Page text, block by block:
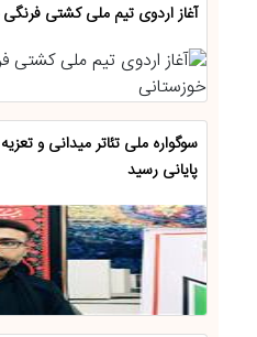
آغاز اردوی تیم ملی کشتی فرنگی جوانان
سوگواره ملی تئاتر میدانی و
پایانی رسید